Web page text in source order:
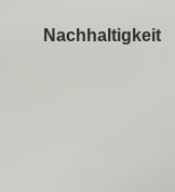
Nachhaltigkeit